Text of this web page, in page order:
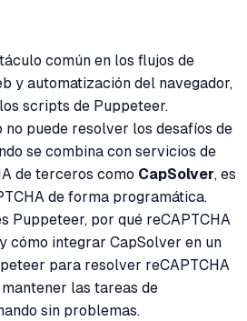
común en los flujos de
y automatización del navegador,
scripts de Puppeteer.
no puede resolver los desafíos de
se combina con servicios de
de terceros como CapSolver, es
de forma programática.
Puppeteer, por qué reCAPTCHA
cómo integrar CapSolver en un
para resolver reCAPTCHA
las tareas de
sin problemas.